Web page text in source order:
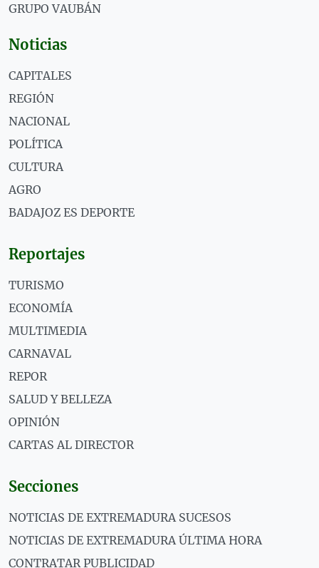
GRUPO VAUBÁN
Noticias
CAPITALES
REGIÓN
NACIONAL
POLÍTICA
CULTURA
AGRO
BADAJOZ ES DEPORTE
Reportajes
TURISMO
ECONOMÍA
MULTIMEDIA
CARNAVAL
REPOR
SALUD Y BELLEZA
OPINIÓN
CARTAS AL DIRECTOR
Secciones
NOTICIAS DE EXTREMADURA SUCESOS
NOTICIAS DE EXTREMADURA ÚLTIMA HORA
CONTRATAR PUBLICIDAD